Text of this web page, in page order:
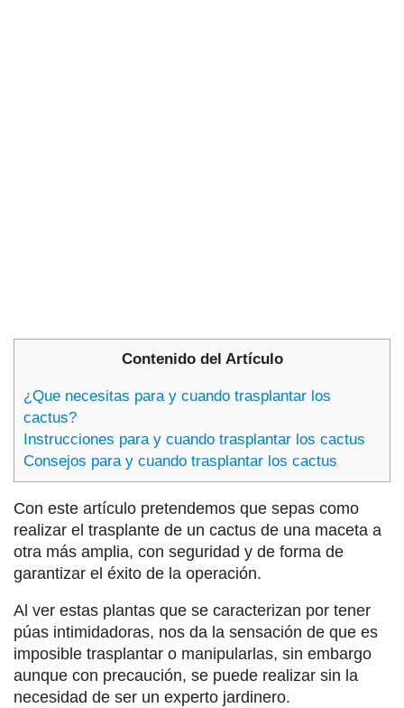
Contenido del Artículo
¿Que necesitas para y cuando trasplantar los
cactus?
Instrucciones para y cuando trasplantar los cactus
Consejos para y cuando trasplantar los cactus
Con este artículo pretendemos que sepas como
realizar el trasplante de un cactus de una maceta a
otra más amplia, con seguridad y de forma de
garantizar el éxito de la operación.
Al ver estas plantas que se caracterizan por tener
púas intimidadoras, nos da la sensación de que es
imposible trasplantar o manipularlas, sin embargo
aunque con precaución, se puede realizar sin la
necesidad de ser un experto jardinero.